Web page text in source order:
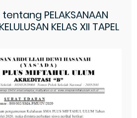
tentang PELAKSANAAN
KELAS XII TAPEL